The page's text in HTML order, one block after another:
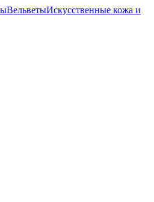
ВельветыИскусственные кожа и